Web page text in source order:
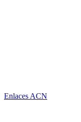
Enlaces ACN